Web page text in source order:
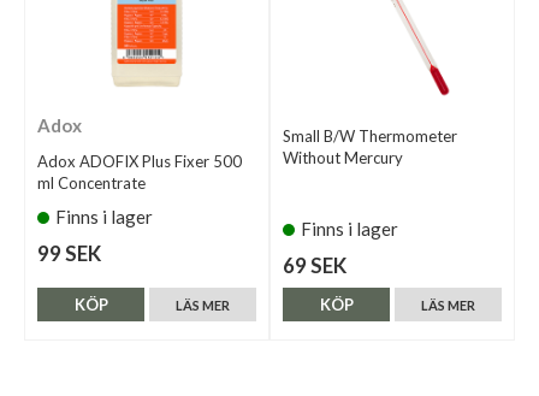
Adox
Adox ADOFIX Plus Fixer 500
ml Concentrate
Finns i lager
99 SEK
LÄS MER
KÖP
Small B/W Thermometer
Without Mercury
Finns i lager
69 SEK
LÄS MER
KÖP